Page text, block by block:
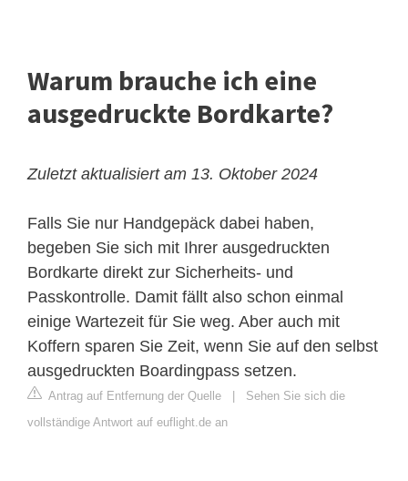
Warum brauche ich eine
ausgedruckte Bordkarte?
Zuletzt aktualisiert am 13. Oktober 2024
Falls Sie nur Handgepäck dabei haben,
begeben Sie sich mit Ihrer ausgedruckten
Bordkarte direkt zur Sicherheits- und
Passkontrolle. Damit fällt also schon einmal
einige Wartezeit für Sie weg. Aber auch mit
Koffern sparen Sie Zeit, wenn Sie auf den selbst
ausgedruckten Boardingpass setzen.
Antrag auf Entfernung der Quelle
Sehen Sie sich die
vollständige Antwort auf euflight.de an